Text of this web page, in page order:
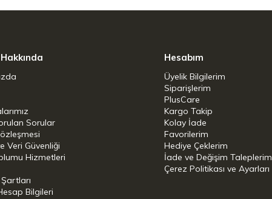
Sorular
Veri Güvenliği
Hizmetleri
Bilgileri
Hesabım
Üyelik Bilgilerim
Siparişlerim
PlusCare
Kargo Takip
Kolay İade
Favorilerim
Hediye Çeklerim
İade ve Değişim Taleplerim
Çerez Politikası ve Ayarları